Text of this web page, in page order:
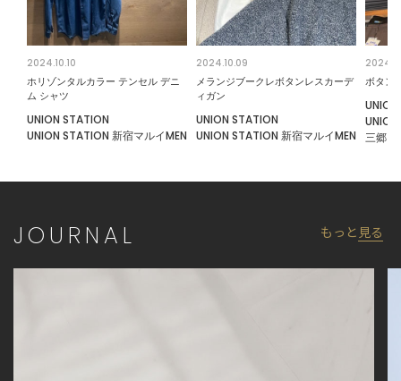
工、サイズが若干異なる場合がございます。
2024.10.10
ホリゾンタルカラー テンセル デニ
ム シャツ
UNION STATION
UNION STATION 新宿マルイMEN
2024.10.09
メランジブークレボタンレスカーデ
ィガン
UNION STATION
UNION STATION 新宿マルイMEN
ボタン
三郷
JOURNAL もっと 見る